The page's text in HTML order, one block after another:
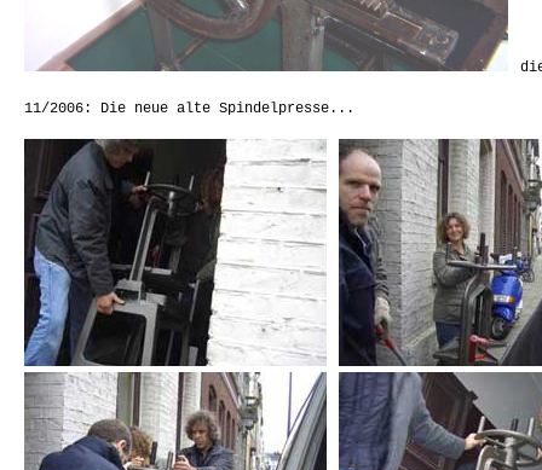
11/2006: Die neue alte Spindelpresse...